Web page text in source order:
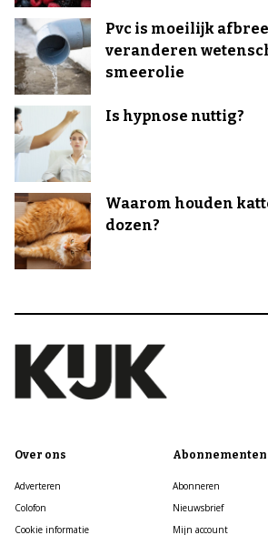
Pvc is moeilijk
veranderen
smeerolie
Is hypnose nuttig?
Waarom houden
dozen?
Over ons
Adverteren
Colofon
Cookie informatie
Abonnementen
Abonneren
Nieuwsbrief
Mijn account